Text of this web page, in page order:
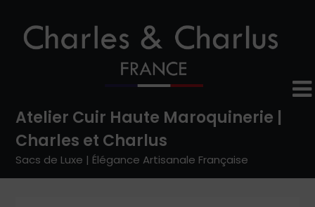
content
Atelier Cuir Haute Maroquinerie |
Charles et Charlus
Sacs de Luxe | Élégance Artisanale Française